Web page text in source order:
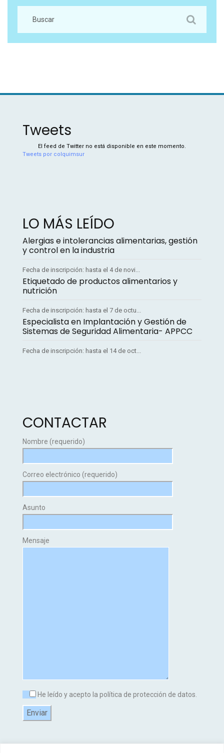
Tweets
El feed de Twitter no está disponible en este momento.
Tweets por colquimsur
LO MÁS LEÍDO
Alergias e intolerancias alimentarias, gestión
y control en la industria
Fecha de inscripción: hasta el 4 de novi...
Etiquetado de productos alimentarios y
nutrición
Fecha de inscripción: hasta el 7 de octu...
Especialista en Implantación y Gestión de
Sistemas de Seguridad Alimentaria- APPCC
Fecha de inscripción: hasta el 14 de oct...
CONTACTAR
Nombre (requerido)
Correo electrónico (requerido)
Asunto
Mensaje
He leído y acepto la política de protección de datos.